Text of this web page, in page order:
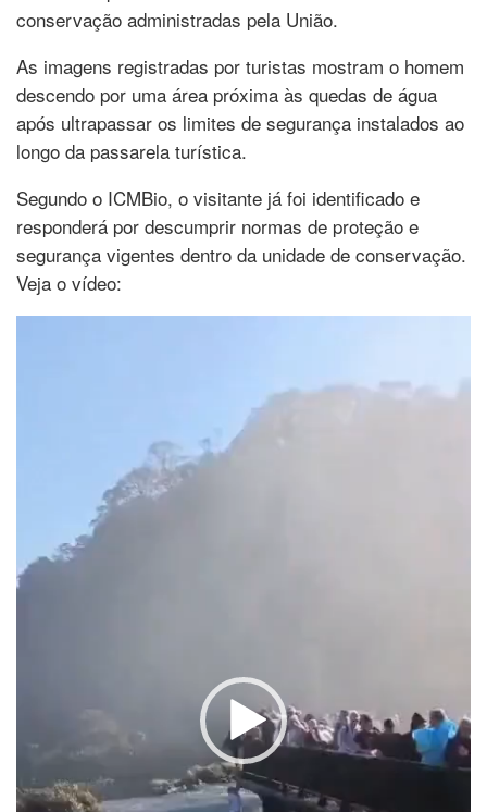
conservação administradas pela União.
As imagens registradas por turistas mostram o homem
descendo por uma área próxima às quedas de água
após ultrapassar os limites de segurança instalados ao
longo da passarela turística.
Segundo o ICMBio, o visitante já foi identificado e
responderá por descumprir normas de proteção e
segurança vigentes dentro da unidade de conservação.
Veja o vídeo: